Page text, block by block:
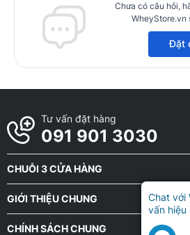
Chưa có câu hỏi,
WheyStore.vn
Đặt
Tư vấn đặt hàng
091 901 3030
CHUỖI 3 CỬA HÀNG
GIỚI THIỆU CHUNG
CHÍNH SÁCH CHUNG
Chat với
vấn